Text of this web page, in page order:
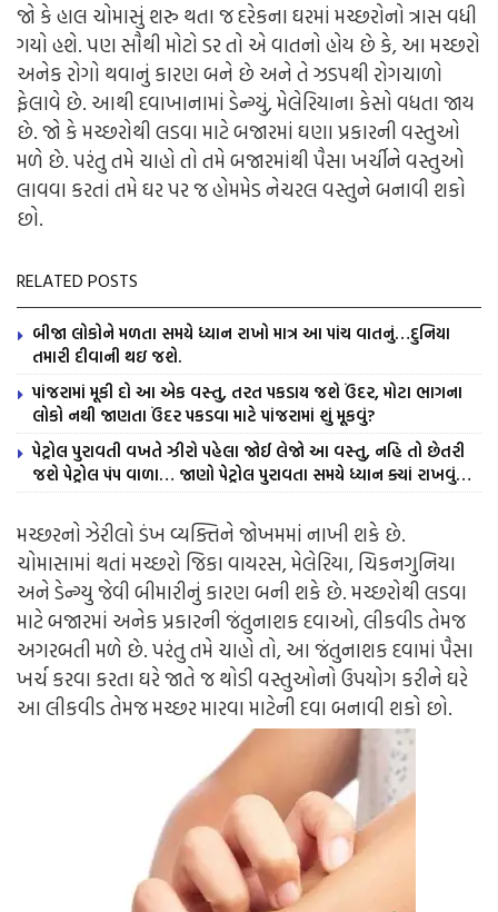
જો કે હાલ ચોમાસું શરુ થતા જ દરેકના ઘરમાં મચ્છરોનો ત્રાસ વધી
ગયો હશે. પણ સૌથી મોટો ડર તો એ વાતનો હોય છે કે, આ મચ્છરો
અનેક રોગો થવાનું કારણ બને છે અને તે ઝડપથી રોગચાળો
ફેલાવે છે. આથી દવાખાનામાં ડેન્ગ્યું, મેલેરિયાના કેસો વધતા જાય
છે. જો કેમચ્છરોથી લડવા માટે બજારમાં ઘણા પ્રકારની વસ્તુઓ
મળે છે. પરંતુ તમે ચાહો તો તમે બજારમાંથી પૈસા ખર્ચીને વસ્તુઓ
લાવવા કરતાં તમે ઘર પર જ હોમમેડ નેચરલ વસ્તુને બનાવી શકો
છો.
RELATED POSTS
બીજા લોકોને મળતા સમયે ધ્યાન રાખો માત્ર આ પાંચ વાતનું…દુનિયા
તમારી દીવાની થઇ જશે.
પાંજરામાં મૂકી દો આ એક વસ્તુ, તરત પકડાય જશે ઉંદર, મોટા ભાગના
લોકો નથી જાણતા ઉંદર પકડવા માટે પાંજરામાં શું મૂકવું?
પેટ્રોલ પુરાવતી વખતે ઝીરો પહેલા જોઈ લેજો આ વસ્તુ, નહિ તો છેતરી
જશે પેટ્રોલ પંપ વાળા… જાણો પેટ્રોલ પુરાવતા સમયે ધ્યાન ક્યાં રાખવું…
મચ્છરનોઝેરીલો ડંખ વ્યક્તિને જોખમમાં નાખી શકે છે.
ચોમાસામાં થતાં મચ્છરો જિકા વાયરસ, મેલેરિયા, ચિકનગુનિયા
અને ડેન્ગ્યુ જેવી બીમારીનું કારણ બની શકે છે. મચ્છરોથી લડવા
માટે બજારમાં અનેક પ્રકારની જંતુનાશક દવાઓ, લીકવીડ તેમજ
અગરબતીમળે છે. પરંતુ તમે ચાહો તો, આ જંતુનાશક દવામાં પૈસા
ખર્ચ કરવા કરતા ઘરે જાતે જ થોડી વસ્તુઓનો ઉપયોગ કરીને ઘરે
આ લીકવીડ તેમજ મચ્છર મારવા માટેની દવા બનાવી શકો છો.